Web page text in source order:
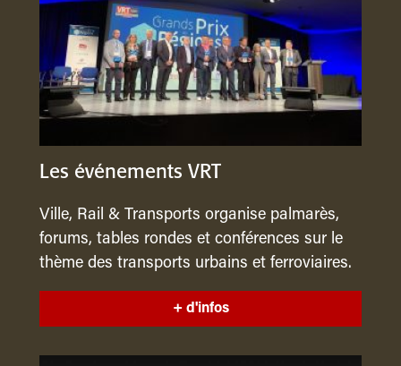
Les événements VRT
Ville, Rail & Transports organise palmarès,
forums, tables rondes et conférences sur le
thème des transports urbains et ferroviaires.
+ d'infos